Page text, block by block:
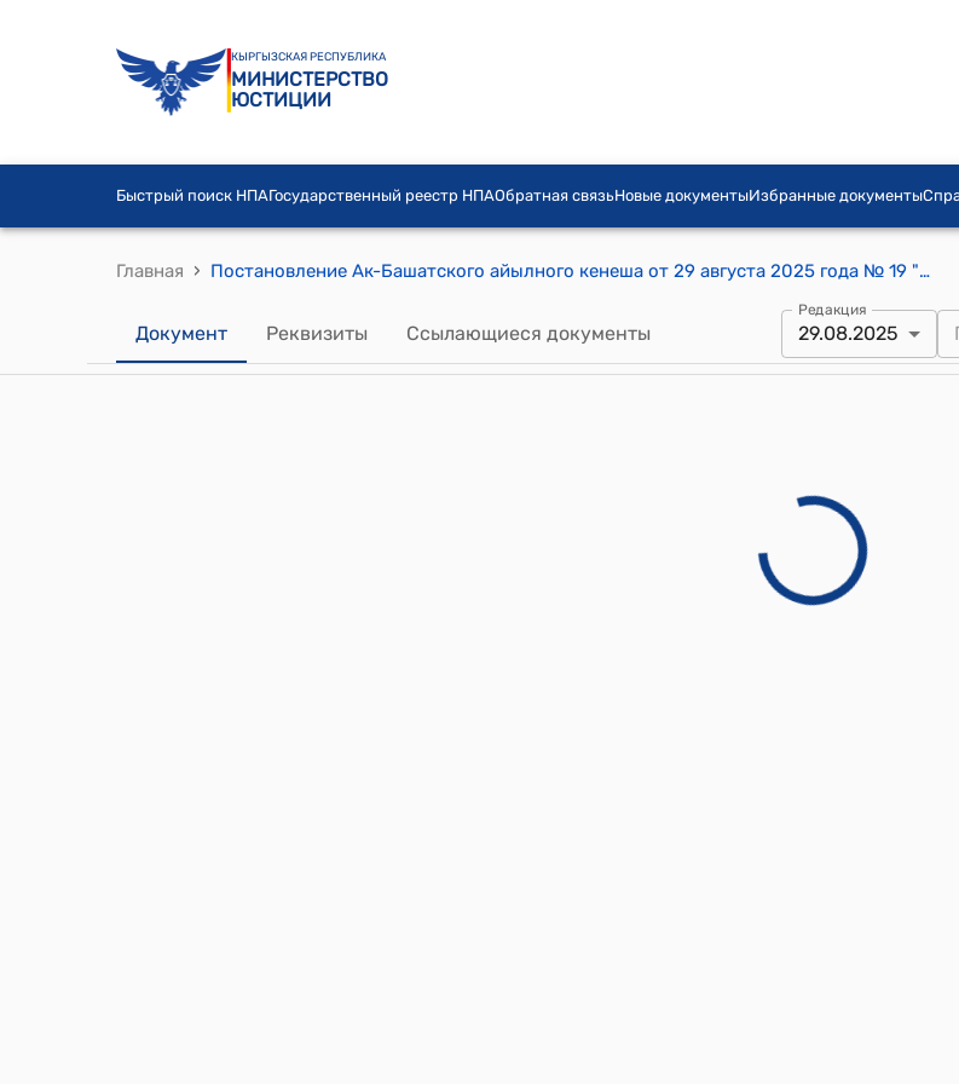
КЫРГЫЗСКАЯ РЕСПУБЛИКА
МИНИСТЕРСТВО
ЮСТИЦИИ
Быстрый поиск НПАГосударственный реестр НПАОбратная связьНовые документыИзбранные документы
Главная › Постановление Ак-Башатского айылного кенеша от 29 августа 2025 года № 19 "Об утверждении Устава местного сообщества Ак-Башатского айылного аймака"
Документ Реквизиты Ссылающиеся документы
Редакция
29.08.2025